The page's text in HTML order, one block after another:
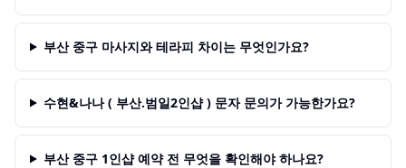
부산 중구 마사지와 테라피 차이는 무엇인가요?
수현&나나 ( 부산.범일2인샵 ) 문자 문의가 가능한가요?
부산 중구 1인샵 예약 전 무엇을 확인해야 하나요?